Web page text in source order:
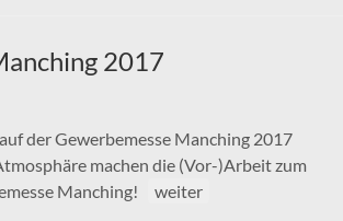
2017
der Gewerbemesse Manching 2017
machen die (Vor-)Arbeit zum
Manching!
weiter